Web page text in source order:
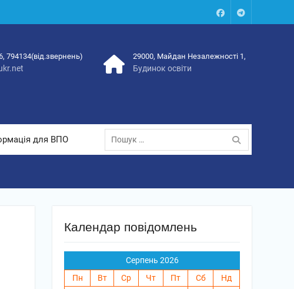
FacebookTalegram
794134(від.звернень) 29000, Майдан Незалежності 1,
Будинок освіти
для ВПО
Пошук:
Календар повідомлень
Серпень 2026
Пн
Вт Ср Чт Пт Сб
Нд